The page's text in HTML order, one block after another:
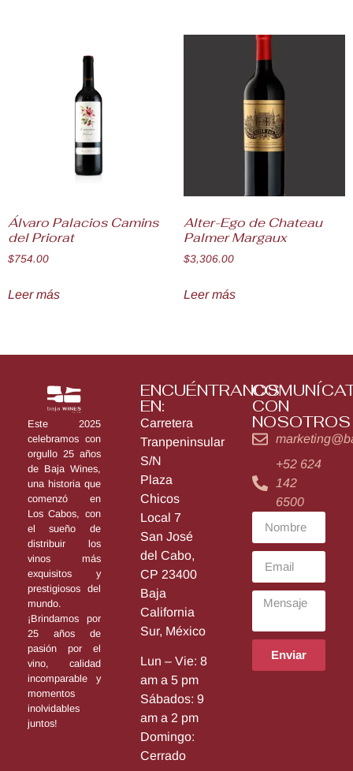
Álvaro Palacios Camins
del Priorat
$754.00
Leer más
Alter-Ego de Chateau
Palmer Margaux
$3,306.00
Leer más
Este 2025
celebramos con
orgullo 25 años
de Baja Wines,
una historia que
comenzó en
Los Cabos, con
el sueño de
distribuir los
vinos más
exquisitos y
prestigiosos del
mundo.
¡Brindamos por
25 años de
pasión por el
vino, calidad
incomparable y
momentos
inolvidables
juntos!
ENCUÉNTRANOS
EN:
Carretera
Tranpeninsular
S/N
Plaza
Chicos
Local 7
San José
del Cabo,
CP 23400
Baja
California
Sur, México
Lun – Vie: 8
am a 5 pm
Sábados: 9
am a 2 pm
Domingo:
Cerrado
CON
NOSOTROS
+52 624
142
6500
Enviar